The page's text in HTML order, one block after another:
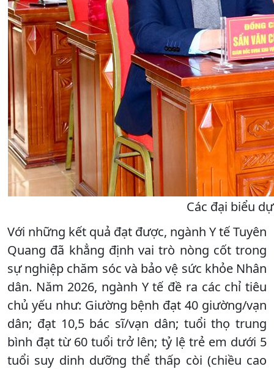
Các đại biểu
Với những kết quả đạt được, ngành Y tế Tuyên
Quang đã khẳng định vai trò nòng cốt trong
sự nghiệp chăm sóc và bảo vệ sức khỏe Nhân
dân. Năm 2026, ngành Y tế đề ra các chỉ tiêu
chủ yếu như: Giường bệnh đạt 40 giường/vạn
dân; đạt 10,5 bác sĩ/vạn dân; tuổi thọ trung
bình đạt từ 60 tuổi trở lên; tỷ lệ trẻ em dưới 5
tuổi suy dinh dưỡng thể thấp còi (chiều cao